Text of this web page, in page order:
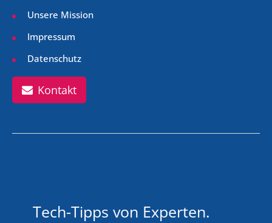
Unsere Mission
Impressum
Datenschutz
Kontakt
Tech-Tipps von Experten.